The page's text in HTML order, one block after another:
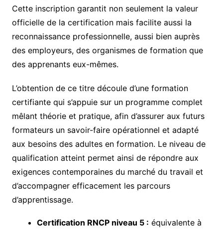
Cette inscription garantit non seulement la valeur
officielle de la certification mais facilite aussi la
reconnaissance professionnelle, aussi bien auprès
des employeurs, des organismes de formation que
des apprenants eux-mêmes.
L’obtention de ce titre découle d’une formation
certifiante qui s’appuie sur un programme complet
mêlant théorie et pratique, afin d’assurer aux futurs
formateurs un savoir-faire opérationnel et adapté
aux besoins des adultes en formation. Le niveau de
qualification atteint permet ainsi de répondre aux
exigences contemporaines du marché du travail et
d’accompagner efficacement les parcours
d’apprentissage.
Certification RNCP niveau 5 : équivalente à